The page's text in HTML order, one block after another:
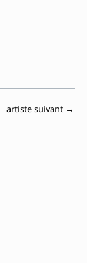
artiste suivant →